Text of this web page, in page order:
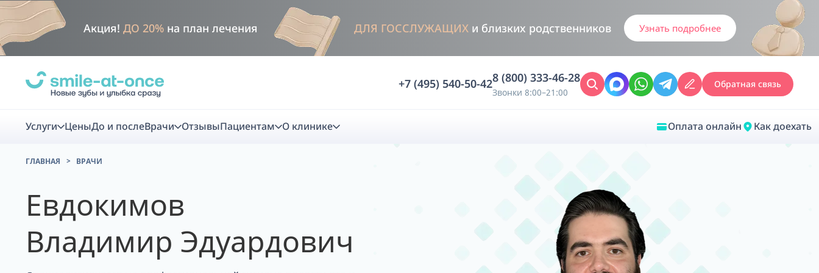
Акция!ДО 20% на план лечения ДЛЯ ГОССЛУЖАЩИХ и близких родственников Узнать подробнее
+7 (495) 540-50-428 (800) 333-46-28
Звонки 8:00–21:00
Обратная связь
Услуги ЦеныДо и послеВрачи ОтзывыПациентам О клинике Оплата онлайн Как доехать
Комплекс первичной диагностики
скидка
Анализ жевательной нагрузки -
Диагностика прикуса в динамике -
Врачебная диагностика
Обследование у ЛОР-врача
Врачебный консилиум онлайн
Диагностика анестезиолога-
ГЛАВНАЯ ВРАЧИ
Евдокимов
Владимир Эдуардович